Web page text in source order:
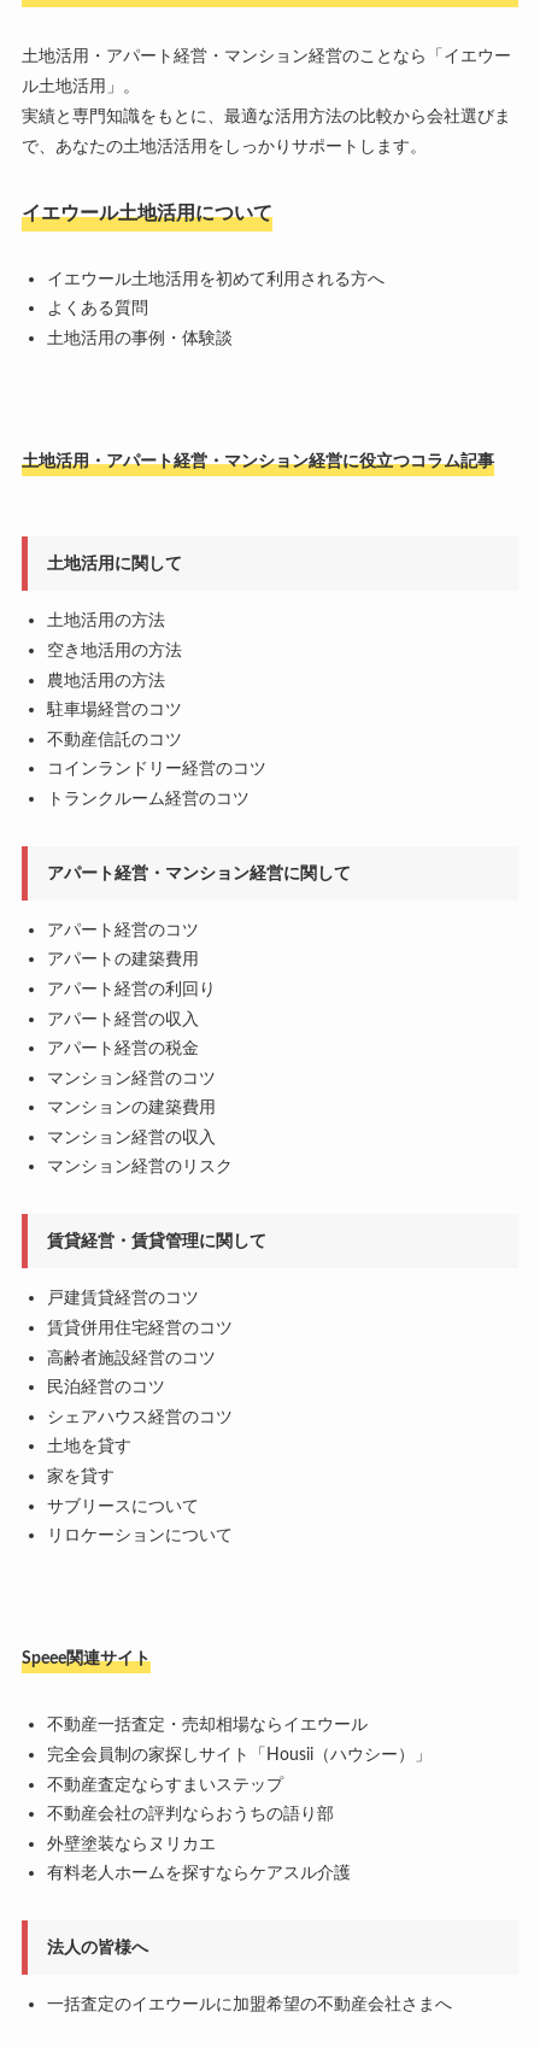
土地活用・アパート経営・マンション経営のことなら「 イエウー
ル土地活用 」。
実績と専門知識をもとに、最適な活用方法の比較から会社選びま
で、あなたの土地活活用をしっかりサポートします。
イエウール土地活用について
イエウール土地活用を初めて利用される方へ
よくある質問
土地活用の事例・体験談
土地活用・アパート経営・マンション経営に役立つコラム記事
土地活用に関して
土地活用の方法
空き地活用の方法
農地活用の方法
駐車場経営のコツ
不動産信託のコツ
コインランドリー経営のコツ
トランクルーム経営のコツ
アパート経営・マンション経営に関して
アパート経営のコツ
アパートの建築費用
アパート経営の利回り
アパート経営の収入
アパート経営の税金
マンション経営のコツ
マンションの建築費用
マンション経営の収入
マンション経営のリスク
賃貸経営・賃貸管理に関して
戸建賃貸経営のコツ
賃貸併用住宅経営のコツ
高齢者施設経営のコツ
民泊経営のコツ
シェアハウス経営のコツ
土地を貸す
家を貸す
サブリースについて
リロケーションについて
Speee関連サイト
不動産一括査定・売却相場ならイエウール
完全会員制の家探しサイト「Housii（ハウシー）」
不動産査定ならすまいステップ
不動産会社の評判ならおうちの語り部
外壁塗装ならヌリカエ
有料老人ホームを探すならケアスル介護
法人の皆様へ
一括査定のイエウールに加盟希望の不動産会社さまへ